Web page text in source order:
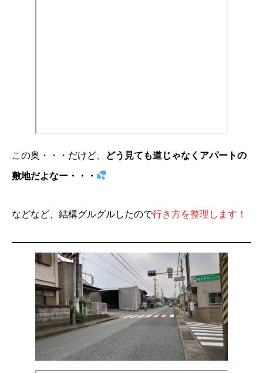
この奥・・・だけど、 どう見ても道じゃなくアパートの
敷地だよなー・・・
などなど、結構グルグルしたので行き方を整理します！